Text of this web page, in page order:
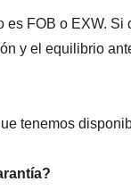
FOB o EXW.
y el equilibrio
tenemos